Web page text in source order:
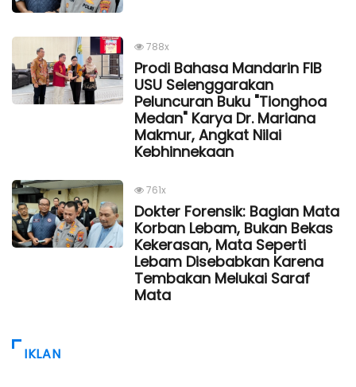
788x
Prodi Bahasa Mandarin FIB
USU Selenggarakan
Peluncuran Buku "Tionghoa
Medan" Karya Dr. Mariana
Makmur, Angkat Nilai
Kebhinnekaan
761x
Dokter Forensik: Bagian Mata
Korban Lebam, Bukan Bekas
Kekerasan, Mata Seperti
Lebam Disebabkan Karena
Tembakan Melukai Saraf
Mata
IKLAN